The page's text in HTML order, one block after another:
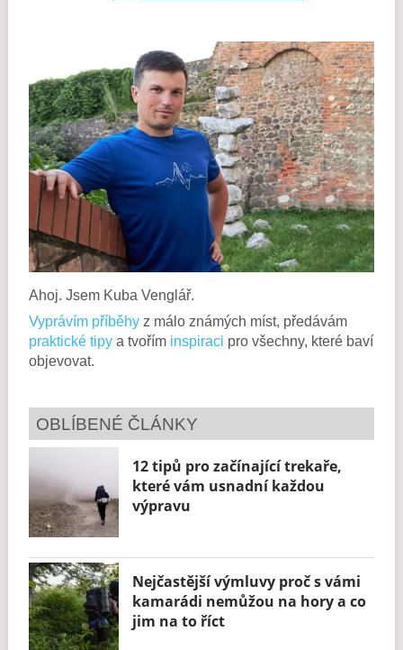
Ahoj. Jsem Kuba Venglář.
Vyprávím příběhy z málo známých míst, předávám
praktické tipy a tvořím inspiraci pro všechny, které baví
objevovat.
OBLÍBENÉ ČLÁNKY
12 tipů pro začínající trekaře,
které vám usnadní každou
výpravu
Nejčastější výmluvy proč s vámi
kamarádi nemůžou na hory a co
jim na to říct